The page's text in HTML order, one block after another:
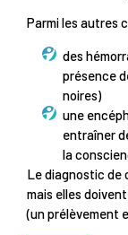
Parmi les autres
des
présence
noires)
une
entraîner
la
Le diagnostic de
mais elles
(un prélèvement